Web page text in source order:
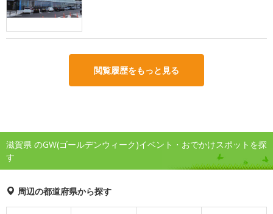
閲覧履歴をもっと見る
滋賀県 のGW(ゴールデンウィーク)イベント・おでかけスポットを探
す
周辺の都道府県から探す